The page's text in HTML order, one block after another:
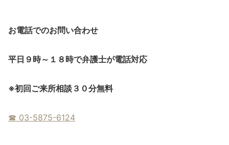
お電話でのお問い合わせ
平日９時～１８時で弁護士が電話対応
※初回ご来所相談３０分無料
☎︎ 03-5875-6124